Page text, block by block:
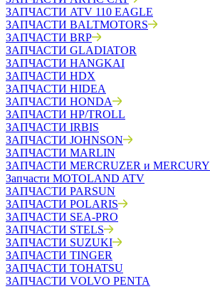
ЗАПЧАСТИ ATV 110 EAGLE
ЗАПЧАСТИ BALTMOTORS
ЗАПЧАСТИ BRP
ЗАПЧАСТИ GLADIATOR
ЗАПЧАСТИ HANGKAI
ЗАПЧАСТИ HDX
ЗАПЧАСТИ HIDEA
ЗАПЧАСТИ HONDA
ЗАПЧАСТИ HP/TROLL
ЗАПЧАСТИ IRBIS
ЗАПЧАСТИ JOHNSON
ЗАПЧАСТИ MARLIN
ЗАПЧАСТИ MERCRUZER и MERCURY
Запчасти MOTOLAND ATV
ЗАПЧАСТИ PARSUN
ЗАПЧАСТИ POLARIS
ЗАПЧАСТИ SEA-PRO
ЗАПЧАСТИ STELS
ЗАПЧАСТИ SUZUKI
ЗАПЧАСТИ TINGER
ЗАПЧАСТИ TOHATSU
ЗАПЧАСТИ VOLVO PENTA